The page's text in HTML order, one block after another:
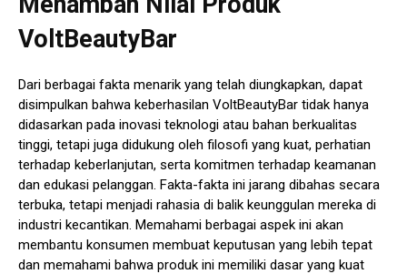
VoltBeautyBar
Dari berbagai fakta menarik yang telah diungkapkan, dapat
disimpulkan bahwa keberhasilan VoltBeautyBar tidak hanya
didasarkan pada inovasi teknologi atau bahan berkualitas
tinggi, tetapi juga didukung oleh filosofi yang kuat, perhatian
terhadap keberlanjutan, serta komitmen terhadap keamanan
dan edukasi pelanggan. Fakta-fakta ini jarang dibahas secara
terbuka, tetapi menjadi rahasia di balik keunggulan mereka di
industri kecantikan. Memahami berbagai aspek ini akan
membantu konsumen membuat keputusan yang lebih tepat
dan memahami bahwa produk ini memiliki dasar yang kuat